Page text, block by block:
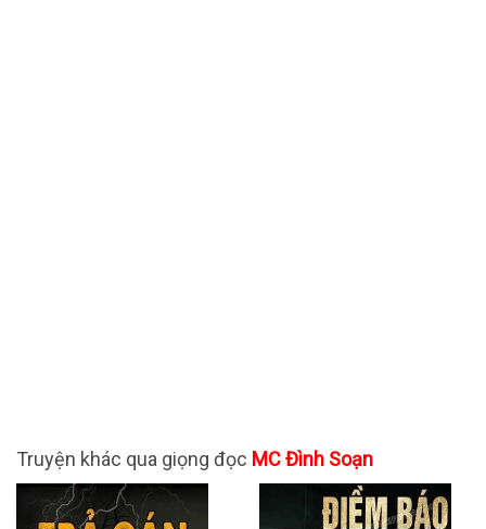
Truyện khác qua giọng đọc MC Đình Soạn